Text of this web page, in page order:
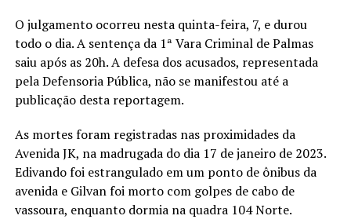
O julgamento ocorreu nesta quinta-feira, 7, e durou
todo o dia. A sentença da 1ª Vara Criminal de Palmas
saiu após as 20h. A defesa dos acusados, representada
pela Defensoria Pública, não se manifestou até a
publicação desta reportagem.
As mortes foram registradas nas proximidades da
Avenida JK, na madrugada do dia 17 de janeiro de 2023.
Edivando foi estrangulado em um ponto de ônibus da
avenida e Gilvan foi morto com golpes de cabo de
vassoura, enquanto dormia na quadra 104 Norte.